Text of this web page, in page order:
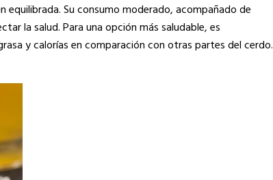
Su consumo moderado, acompañado de
la salud. Para una opción más saludable, es
y calorías en comparación con otras partes del cerdo.